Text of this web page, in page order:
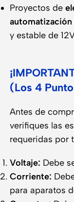
Proyectos de
automatización
y estable de
(Los 4
Antes de
verifiques las
requeridas por
Voltaje: Debe
Corriente:
para aparatos